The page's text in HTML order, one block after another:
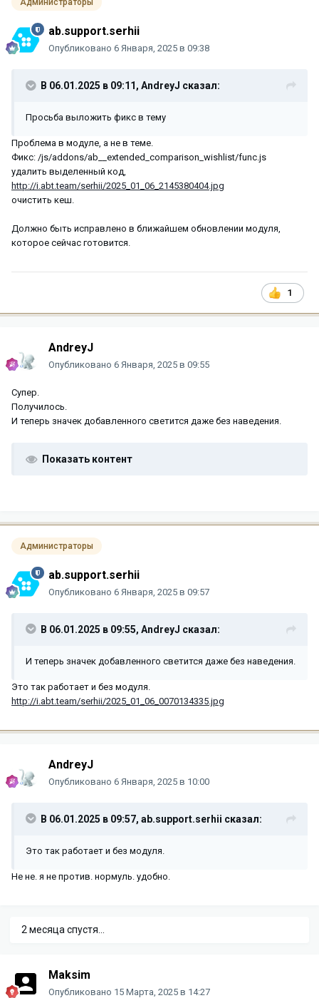
Администраторы
ab.support.serhii
Опубликовано 6 Января, 2025 в 09:38
В 06.01.2025 в 09:11, AndreyJ сказал:
Просьба выложить фикс в тему
Проблема в модуле, а не в теме.
Фикс: /js/addons/ab__extended_comparison_wishlist/func.js
удалить выделенный код,
http://i.abt.team/serhii/2025_01_06_2145380404.jpg
очистить кеш.
Должно быть исправлено в ближайшем обновлении модуля,
которое сейчас готовится.
1
AndreyJ
Опубликовано 6 Января, 2025 в 09:55
Супер.
Получилось.
И теперь значек добавленного светится даже без наведения.
Показать контент
Администраторы
ab.support.serhii
Опубликовано 6 Января, 2025 в 09:57
В 06.01.2025 в 09:55, AndreyJ сказал:
И теперь значек добавленного светится даже без наведения.
Это так работает и без модуля.
http://i.abt.team/serhii/2025_01_06_0070134335.jpg
AndreyJ
Опубликовано 6 Января, 2025 в 10:00
В 06.01.2025 в 09:57, ab.support.serhii сказал:
Это так работает и без модуля.
Не не. я не против. нормуль. удобно.
2 месяца спустя...
Maksim
Опубликовано 15 Марта, 2025 в 14:27